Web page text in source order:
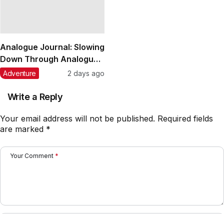
Analogue Journal: Slowing
Down Through Analogue
Art with Lin (linnpingg__)
Adventure 2 days ago
Write a Reply
Your email address will not be published. Required fields
are marked *
Your Comment *